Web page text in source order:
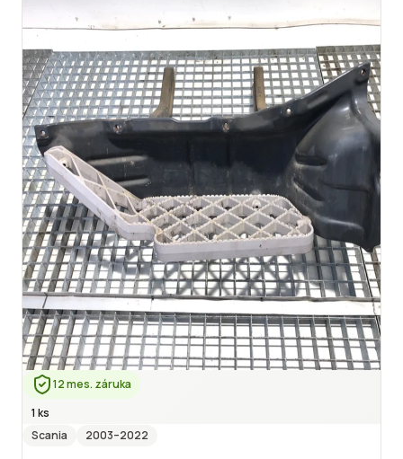
12 mes. záruka
1 ks
Scania
2003–2022